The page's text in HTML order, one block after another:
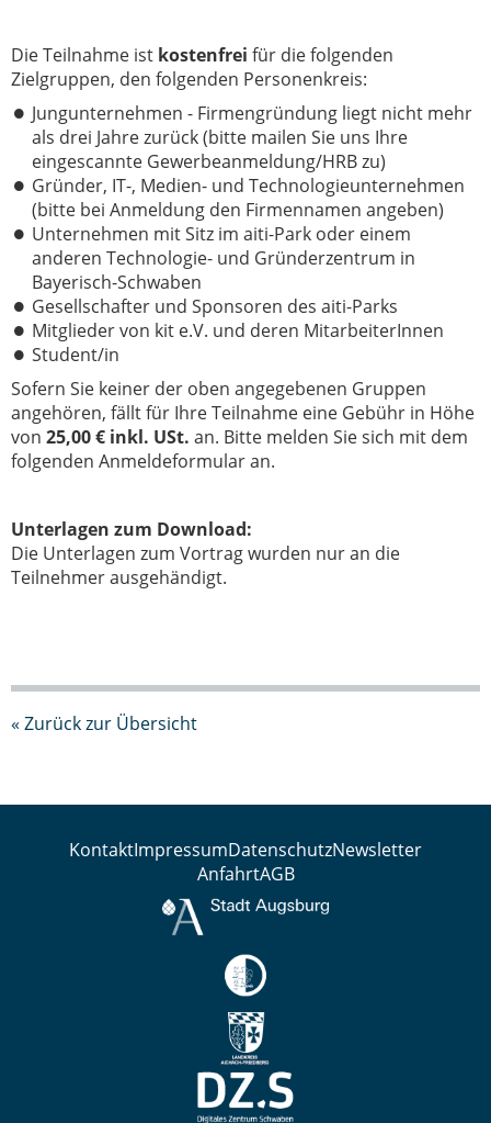
Die Teilnahme ist kostenfrei für die folgenden
Zielgruppen, den folgenden Personenkreis:
Jungunternehmen - Firmengründung liegt nicht mehr
als drei Jahre zurück (bitte mailen Sie uns Ihre
eingescannte Gewerbeanmeldung/HRB zu)
Gründer, IT-, Medien- und Technologieunternehmen
(bitte bei Anmeldung den Firmennamen angeben)
Unternehmen mit Sitz im aiti-Park oder einem
anderen Technologie- und Gründerzentrum in
Bayerisch-Schwaben
Gesellschafter und Sponsoren des aiti-Parks
Mitglieder von kit e.V. und deren MitarbeiterInnen
Student/in
Sofern Sie keiner der oben angegebenen Gruppen
angehören, fällt für Ihre Teilnahme eine Gebühr in Höhe
von 25,00 € inkl. USt. an. Bitte melden Sie sich mit dem
folgenden Anmeldeformular an.
Unterlagen zum Download:
Die Unterlagen zum Vortrag wurden nur an die
Teilnehmer ausgehändigt.
« Zurück zur Übersicht
KontaktImpressumDatenschutzNewsletter
AnfahrtAGB